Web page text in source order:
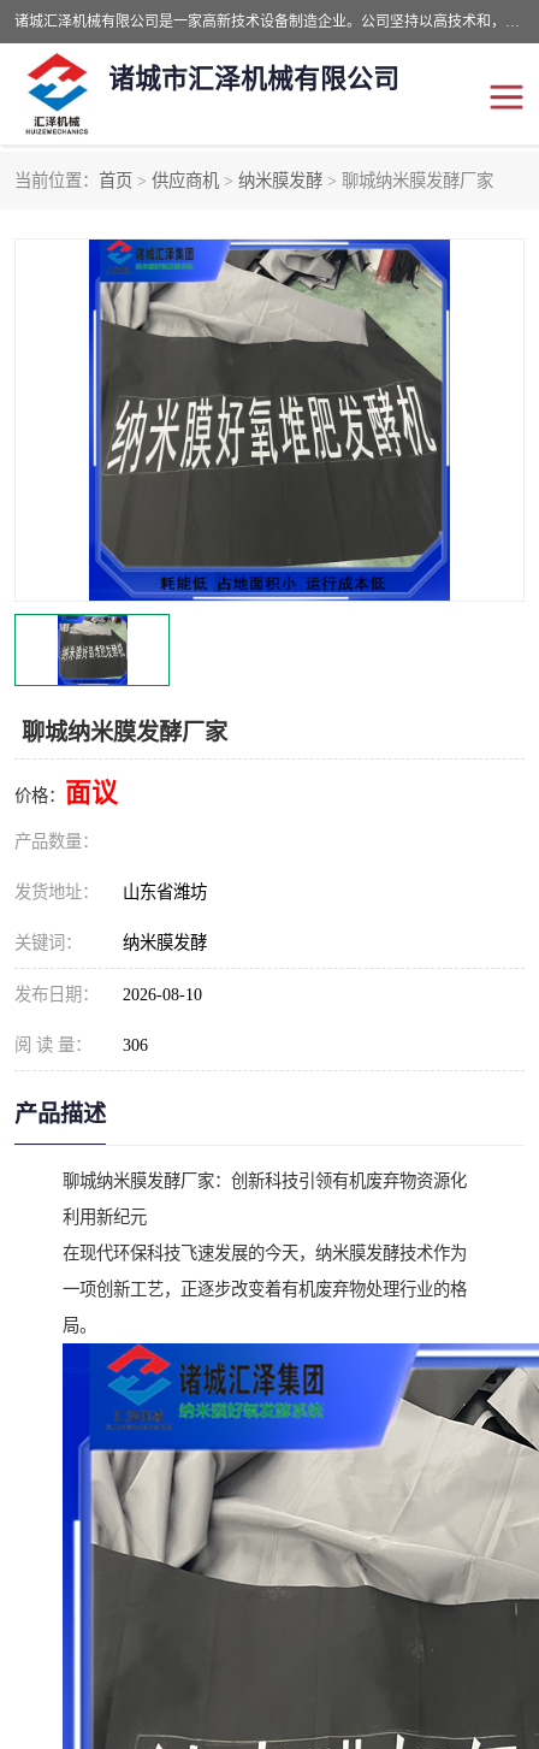
诸城汇泽机械有限公司是一家高新技术设备制造企业。公司坚持以高技术和，高服务于用户，以的环保机械制造设备赢的用户的信赖。现在主要生产死亡畜禽无害化处理和立式和卧式有机肥设备，搅拌机，烘干机，高温发酵机等。污水处理设备，固液分离机。气浮机，化制机等。公司秉承品质，用户至上，科技创新的经营理。
诸城市汇泽机械有限公司
当前位置： 首页 > 供应商机 > 纳米膜发酵 > 聊城纳米膜发酵厂家
聊城纳米膜发酵厂家
价格： 面议
产品数量：
发货地址： 山东省潍坊
关键词： 纳米膜发酵
发布日期： 2026-08-10
阅 读 量： 306
产品描述
聊城纳米膜发酵厂家：创新科技引领有机废弃物资源化
利用新纪元
在现代环保科技飞速发展的今天，纳米膜发酵技术作为
一项创新工艺，正逐步改变着有机废弃物处理行业的格
局。
鸡粪发酵机 有机肥设备
纳米膜好氧发酵堆肥机 粪污烘干酶体机
纳米膜发酵
膜式发酵仓 分子膜堆肥仓